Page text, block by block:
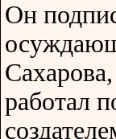
Он
работал